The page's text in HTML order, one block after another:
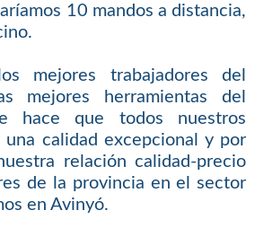
10 mandos a distancia,
mejores trabajadores del
mejores herramientas del
hace que todos nuestros
una calidad excepcional y por
relación calidad-precio
de la provincia en el sector
en Avinyó.